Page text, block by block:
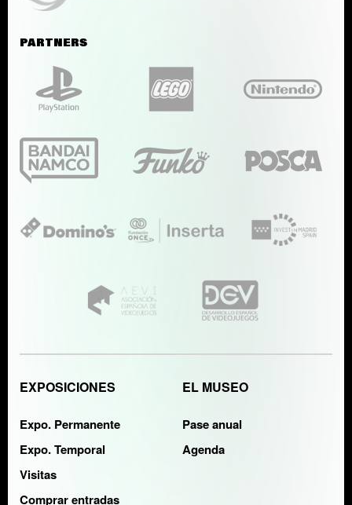
PARTNERS
EXPOSICIONES
Expo. Permanente
Expo. Temporal
Visitas
Comprar entradas
EL MUSEO
Pase anual
Agenda